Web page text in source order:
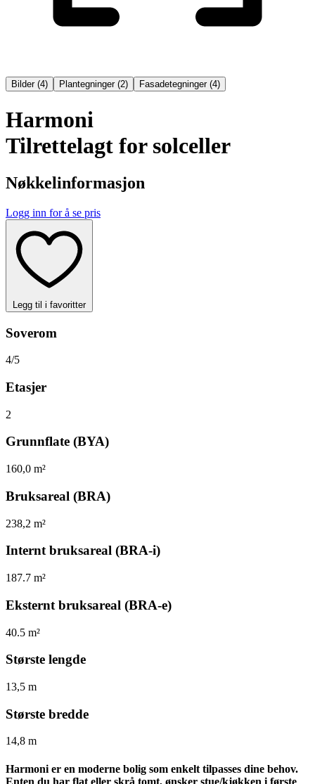
Bilder(4) Plantegninger(2) Fasadetegninger(4)
Harmoni
Tilrettelagt for solceller
Nøkkelinformasjon
Logg inn for å se pris
Legg til i favoritter
Soverom
4/5
Etasjer
2
Grunnflate (BYA)
160,0 m²
Bruksareal (BRA)
238,2 m²
Internt bruksareal (BRA-i)
187.7 m²
Eksternt bruksareal (BRA-e)
40.5 m²
Største lengde
13,5 m
Største bredde
14,8 m
Harmoni er en moderne bolig som enkelt tilpasses dine behov.
Enten du har flat eller skrå tomt, ønsker stue/kjøkken i første